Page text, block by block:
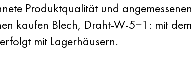
Produktqualität und angemessenen
kaufen Blech, Draht-W-5−1: mit dem
mit Lagerhäusern.